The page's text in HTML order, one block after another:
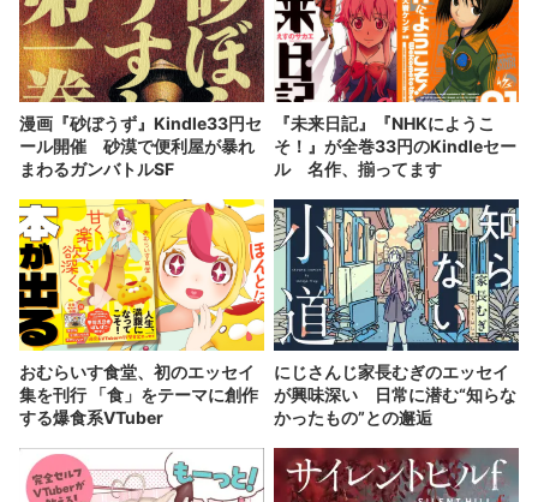
漫画『砂ぼうず』Kindle33円セ
ール開催 砂漠で便利屋が暴れ
まわるガンバトルSF
『未来日記』『NHKにようこ
そ！』が全巻33円のKindleセー
ル 名作、揃ってます
おむらいす食堂、初のエッセイ
集を刊行 「食」をテーマに創作
する爆食系VTuber
にじさんじ家長むぎのエッセイ
が興味深い 日常に潜む“知らな
かったもの”との邂逅